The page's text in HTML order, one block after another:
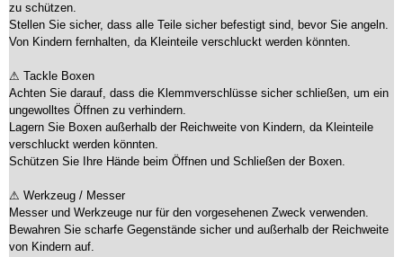
zu schützen.
Stellen Sie sicher, dass alle Teile sicher befestigt sind, bevor Sie angeln.
Von Kindern fernhalten, da Kleinteile verschluckt werden könnten.
⚠ Tackle Boxen
Achten Sie darauf, dass die Klemmverschlüsse sicher schließen, um ein
ungewolltes Öffnen zu verhindern.
Lagern Sie Boxen außerhalb der Reichweite von Kindern, da Kleinteile
verschluckt werden könnten.
Schützen Sie Ihre Hände beim Öffnen und Schließen der Boxen.
⚠ Werkzeug / Messer
Messer und Werkzeuge nur für den vorgesehenen Zweck verwenden.
Bewahren Sie scharfe Gegenstände sicher und außerhalb der Reichweite
von Kindern auf.